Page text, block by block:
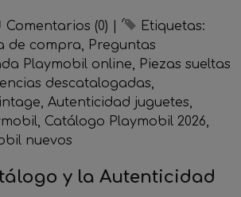
Comentarios (0)
Etiquetas:
de compra, Preguntas
Playmobil online, Piezas sueltas
descatalogadas,
, Autenticidad juguetes,
, Catálogo Playmobil 2026,
nuevos
y la Autenticidad